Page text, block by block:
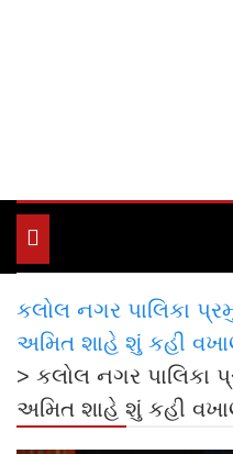
Toggle
navigation
કલોલ નગર પાલિકા
અમિત શાહે શું કહી
> કલોલ નગર પાલિકા
અમિત શાહે શું કહી